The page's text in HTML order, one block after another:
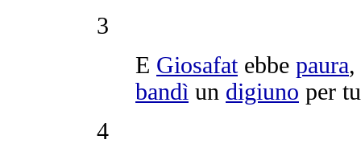
3
E Giosafatebbe paura
bandì un digiuno per
4